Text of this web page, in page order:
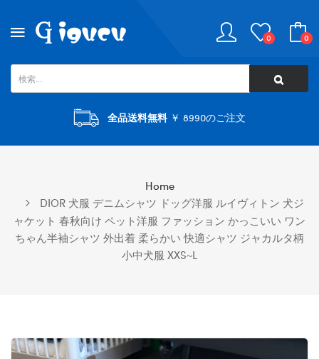
0 0
全品送料無料￥ 8990のご注文
Home
DIOR 犬服 デニムシャツ ドッグ洋服 ルイヴィトン 犬ジ
ャケット 春秋向け ペット洋服 ファッション かっこいい ワン
ちゃん半袖シャツ 外出着 柔らかい 快適シャツ ジャカルタ柄
小中犬服 XXS~L